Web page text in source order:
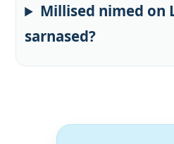
Millised nimed on
sarnased?